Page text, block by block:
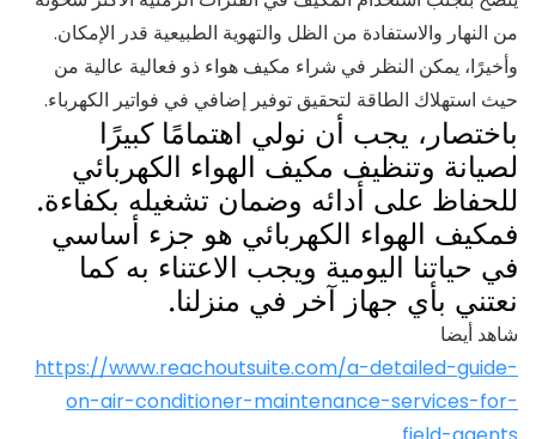
من النهار والاستفادة من الظل والتهوية الطبيعية قدر الإمكان.
وأخيرًا، يمكن النظر في شراء مكيف هواء ذو فعالية عالية من
حيث استهلاك الطاقة لتحقيق توفير إضافي في فواتير الكهرباء.
باختصار، يجب أن نولي اهتمامًا كبيرًا
لصيانة وتنظيف مكيف الهواء الكهربائي
للحفاظ على أدائه وضمان تشغيله بكفاءة.
فمكيف الهواء الكهربائي هو جزء أساسي
في حياتنا اليومية ويجب الاعتناء به كما
نعتني بأي جهاز آخر في منزلنا.
شاهد أيضا
https://www.reachoutsuite.com/a-detailed-guide-
on-air-conditioner-maintenance-services-for-